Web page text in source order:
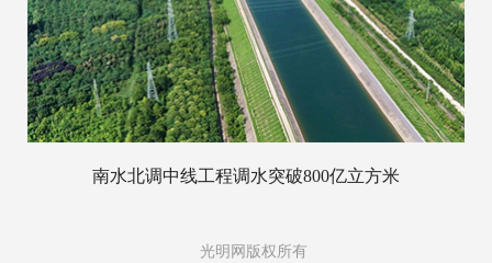
南水北调中线工程调水突破800亿立方米
光明网版权所有